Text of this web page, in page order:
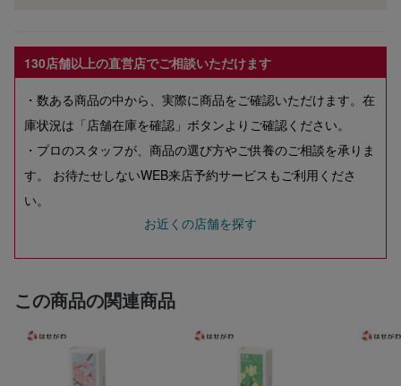
130店舗以上の直営店でご相談いただけます
・数ある商品の中から、実際に商品をご確認いただけます。在
庫状況は「店舗在庫を確認」ボタンよりご確認ください。
・プロのスタッフが、商品の選び方やご供養のご相談を承りま
す。 お待たせしないWEB来店予約サービスもご利用くださ
い。
お近くの店舗を探す
この商品の関連商品